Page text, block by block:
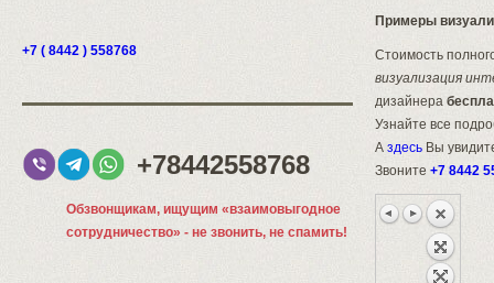
+7 ( 8442 ) 558768
+78442558768
Обзвонщикам, ищущим «взаимовыгодное
сотрудничество» - не звонить, не спамить!
Примеры
Стоимость
визуализация
дизайнера
Узнайте все
А здесь Вы
Звоните +7 8442